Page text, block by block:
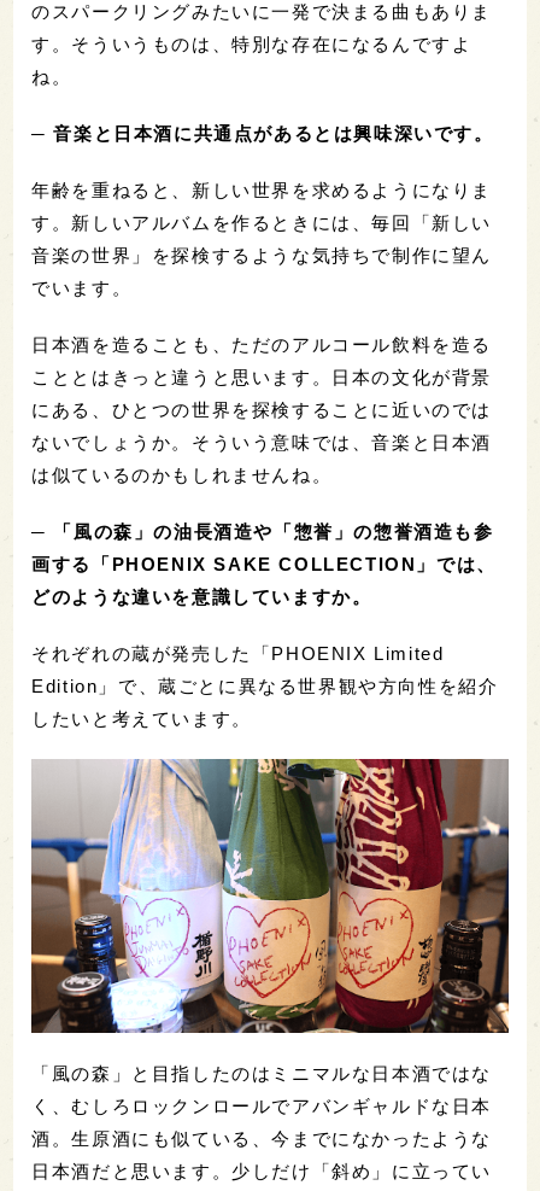
のスパークリングみたいに一発で決まる曲もありま
す。そういうものは、特別な存在になるんですよ
ね。
─ 音楽と日本酒に共通点があるとは興味深いです。
年齢を重ねると、新しい世界を求めるようになりま
す。新しいアルバムを作るときには、毎回「新しい
音楽の世界」を探検するような気持ちで制作に望ん
でいます。
日本酒を造ることも、ただのアルコール飲料を造る
こととはきっと違うと思います。日本の文化が背景
にある、ひとつの世界を探検することに近いのでは
ないでしょうか。そういう意味では、音楽と日本酒
は似ているのかもしれませんね。
─ 「風の森」の油長酒造や「惣誉」の惣誉酒造も参
画する「PHOENIX SAKE COLLECTION」では、
どのような違いを意識していますか。
それぞれの蔵が発売した「PHOENIX Limited
Edition」で、蔵ごとに異なる世界観や方向性を紹介
したいと考えています。
「風の森」と目指したのはミニマルな日本酒ではな
く、むしろロックンロールでアバンギャルドな日本
酒。生原酒にも似ている、今までになかったような
日本酒だと思います。少しだけ「斜め」に立ってい